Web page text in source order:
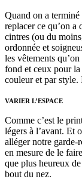
Quand on a
replacer ce qu’on a
cintres (ou du
ordonnée et
les vêtements
fond et ceux pour la
couleur et par
VARIER L’ESPACE
Comme c’est le
légers à l’avant. Et
alléger notre garde-
en mesure de le
que plus heureux
bout du nez.